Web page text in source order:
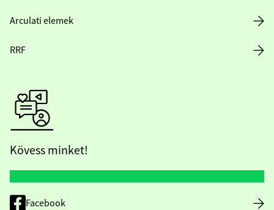
Arculati elemek
RRF
Kövess minket!
Facebook